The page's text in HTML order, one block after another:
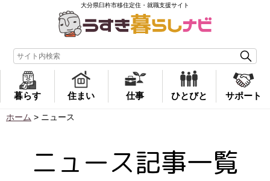
大分県臼杵市移住定住・就職支援サイト
暮らす 住まい 仕事 ひとびと サポート
ホーム > ニュース
ニュース記事一覧